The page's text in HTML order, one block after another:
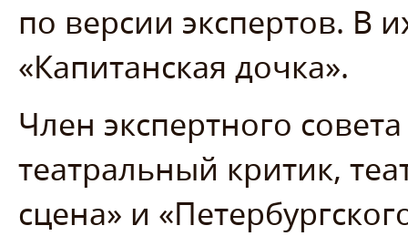
по версии экспертов. В
«Капитанская дочка».
Член экспертного
театральный критик,
сцена» и